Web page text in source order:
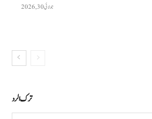
جولائی 30, 2026
ترك الرد